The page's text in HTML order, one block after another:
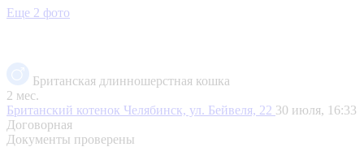
Еще 2 фото
Британская длинношерстная кошка
2 мес.
Британский котенок Челябинск, ул. Бейвеля, 22 30 июля, 16:33
Договорная
Документы проверены